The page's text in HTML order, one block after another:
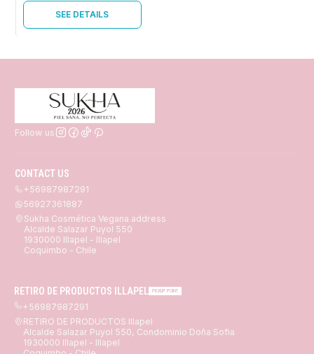
SEE DETAILS
Follow us
CONTACT US
+56987987291
56927361887
Sukha Cosmética Vegana address
Alcalde Salazar Puyol 550
1930000 Illapel - Illapel
Coquimbo - Chile
RETIRO DE PRODUCTOS ILLAPEL PICKUP POINT
+56987987291
RETIRO DE PRODUCTOS Illapel
Alcalde Salazar Puyol 550, Condominio Doña Sofia
1930000 Illapel - Illapel